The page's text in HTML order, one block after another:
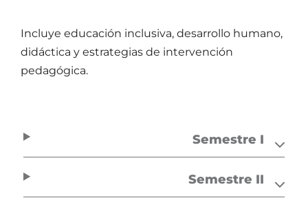
Incluye educación inclusiva, desarrollo humano,
didáctica y estrategias de intervención
pedagógica.
Semestre I
Semestre II